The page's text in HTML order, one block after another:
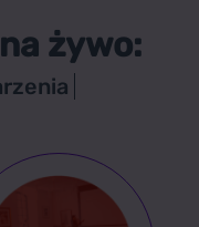
żywo: